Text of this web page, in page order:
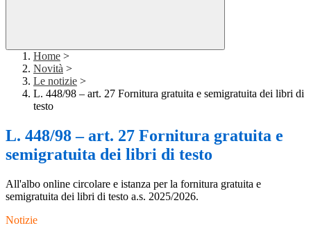
Home >
Novità >
Le notizie >
L. 448/98 – art. 27 Fornitura gratuita e semigratuita dei libri di
testo
L. 448/98 – art. 27 Fornitura gratuita e
semigratuita dei libri di testo
All'albo online circolare e istanza per la fornitura gratuita e
semigratuita dei libri di testo a.s. 2025/2026.
Notizie